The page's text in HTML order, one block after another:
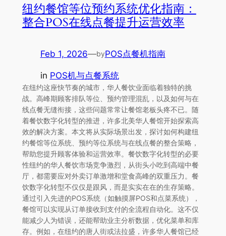
纽约餐馆等位预约系统优化指南：
整合POS在线点餐提升运营效率
Feb 1, 2026—byPOS点餐机指南
in POS机与点餐系统
在纽约这座快节奏的城市，华人餐饮业面临着独特的挑
战。高峰期顾客排队等位、预约管理混乱，以及如何与在
线点餐无缝衔接，这些问题常常让餐馆老板头疼不已。随
着餐饮数字化转型的推进，许多北美华人餐馆开始探索高
效的解决方案。本文将从实际场景出发，探讨如何构建纽
约餐馆等位系统、预约等位系统与在线点餐的整合策略，
帮助您提升顾客体验和运营效率。餐饮数字化转型的必要
性纽约的华人餐饮市场竞争激烈，从街头小吃到高端中餐
厅，都需要应对外卖订单激增和堂食高峰的双重压力。餐
饮数字化转型不仅仅是跟风，而是实实在在的生存策略。
通过引入先进的POS系统（如触摸屏POS和点菜系统），
餐馆可以实现从订单接收到支付的全流程自动化。这不仅
能减少人为错误，还能帮助业主分析数据，优化菜单和库
存。例如，在纽约的唐人街或法拉盛，许多华人餐馆已经